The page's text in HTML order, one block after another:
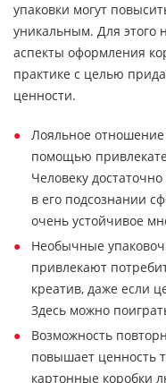
упаковки могут
уникальным. Для этого
аспекты оформления
практике с целью
ценности.
Лояльное отношение
помощью
Человеку
в его подсознании
очень устойчивое
Необычные
привлекают
креатив, даже если
Здесь можно
Возможность
повышает ценность
картонные коробки